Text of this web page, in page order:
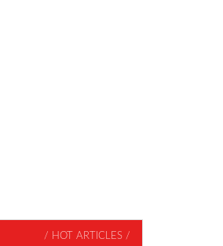
/ HOT ARTICLES /